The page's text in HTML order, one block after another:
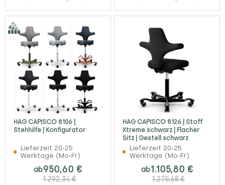
HAG CAPISCO 8106 |
Stehhilfe | Konfigurator
Lieferzeit 20-25
Werktage (Mo-Fr)
ab950,60 €
1.292,34 €
HAG CAPISCO 8126 | Stoff
Xtreme schwarz | Flacher
Sitz | Gestell schwarz
Lieferzeit 20-25
Werktage (Mo-Fr)
ab1.105,80 €
1.275,68 €